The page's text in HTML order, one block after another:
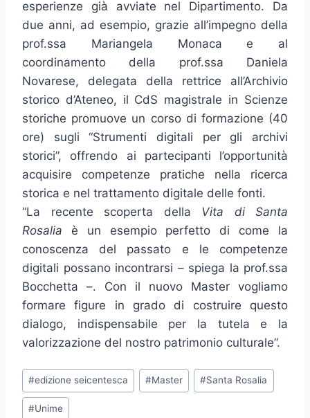
esperienze già avviate nel Dipartimento. Da
due anni, ad esempio, grazie all’impegno della
prof.ssa Mariangela Monaca e al
coordinamento della prof.ssa Daniela
Novarese, delegata della rettrice all’Archivio
storico d’Ateneo, il CdS magistrale in Scienze
storiche promuove un corso di formazione (40
ore) sugli “Strumenti digitali per gli archivi
storici”, offrendo ai partecipanti l’opportunità
acquisire competenze pratiche nella ricerca
storica e nel trattamento digitale delle fonti.
“La recente scoperta della Vita di Santa
Rosalia è un esempio perfetto di come la
conoscenza del passato e le competenze
digitali possano incontrarsi – spiega la prof.ssa
Bocchetta –. Con il nuovo Master vogliamo
formare figure in grado di costruire questo
dialogo, indispensabile per la tutela e la
valorizzazione del nostro patrimonio culturale”.
Tag
articolo:
#edizione seicentesca #Master #Santa Rosalia
#Unime